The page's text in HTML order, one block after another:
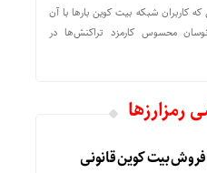
کاربران شبکه بیت کوین بارها با آن
محسوس کارمزد تراکنش‌ها در
رمزارزها
فروش بیت کوین قانونی